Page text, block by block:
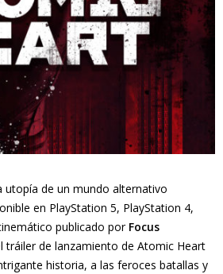
utopía de un mundo alternativo
en PlayStation 5, PlayStation 4,
publicado por Focus
tráiler de lanzamiento de Atomic Heart
historia, a las feroces batallas y